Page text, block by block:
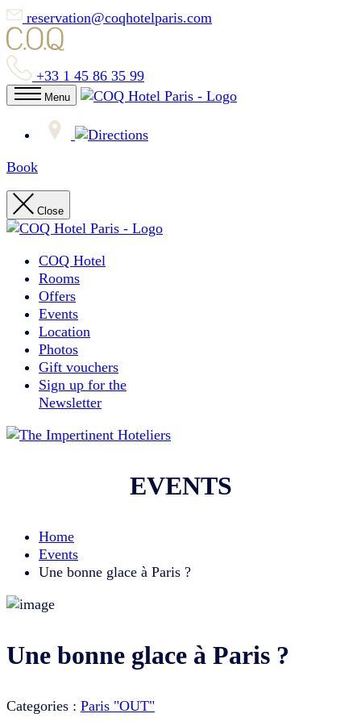
reservation@coqhotelparis.com
+33 1 45 86 35 99
Menu
Book
Close
COQ Hotel
Rooms
Offers
Events
Location
Photos
Gift vouchers
Sign up for the
Newsletter
EVENTS
Home
Events
Une bonne glace à Paris ?
Une bonne glace à Paris ?
Categories : Paris "OUT"